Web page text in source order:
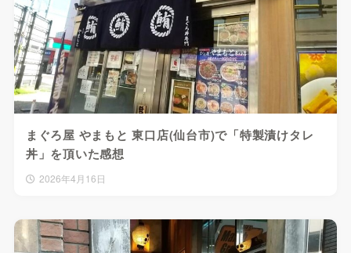
まぐろ屋 やまもと 東口店(仙台市)で「特製漬けタレ
丼」を頂いた感想
2026年4月16日